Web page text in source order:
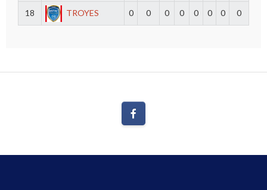
18 TROYES 0 0 0 0 0 0 0 0